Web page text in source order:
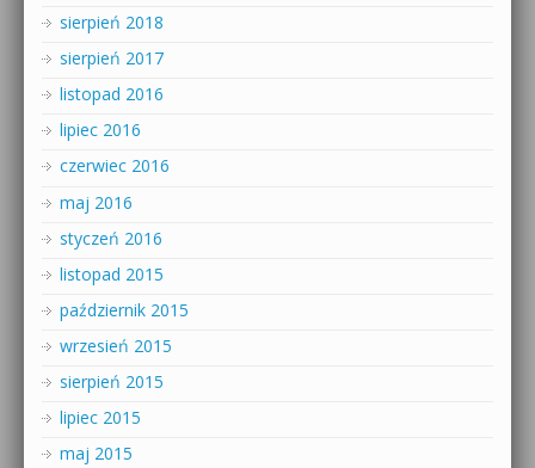
sierpień 2018
sierpień 2017
listopad 2016
lipiec 2016
czerwiec 2016
maj 2016
styczeń 2016
listopad 2015
październik 2015
wrzesień 2015
sierpień 2015
lipiec 2015
maj 2015